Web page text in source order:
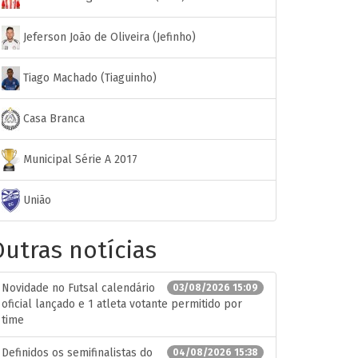
Jeferson João de Oliveira (Jefinho)
Tiago Machado (Tiaguinho)
Casa Branca
Municipal Série A 2017
União
notícias
03/08/2026 15:09
Novidade no Futsal calendário
oficial lançado e 1 atleta votante permitido por
time
04/08/2026 15:38
Definidos os semifinalistas do